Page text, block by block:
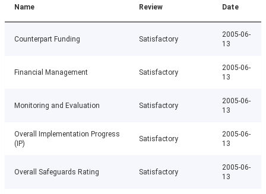
Name Review Date
Counterpart Funding Satisfactory
2005-06-
13
Financial Management Satisfactory
2005-06-
13
Monitoring and Evaluation Satisfactory
2005-06-
13
Overall Implementation Progress
(IP)
Satisfactory
2005-06-
13
Overall Safeguards Rating Satisfactory
2005-06-
13